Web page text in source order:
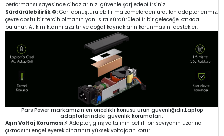
performansı sayesinde cihazlarınızı güvenle şarj edebilirsiniz.
Sürdürülebilirlik ♻️: Geri dönüştürülebilir malzemelerden üretilen adaptörlerimiz,
çevre dostu bir tercih olmanın yanı sıra sürdürülebilir bir geleceğe katkıda
bulunur. Atık miktarını azaltır ve doğal kaynakların korunmasını destekler.
Pars Power markamızın en öncelikli konusu ürün güvenliğidir.Laptop
adaptörlerindeki güvenlik korumaları:
Aşırı Voltaj Koruması ⚡ Adaptör, giriş voltajının belirli bir seviyenin üzerine
çıkmasını engelleyerek cihazınızı yüksek voltajdan korur.